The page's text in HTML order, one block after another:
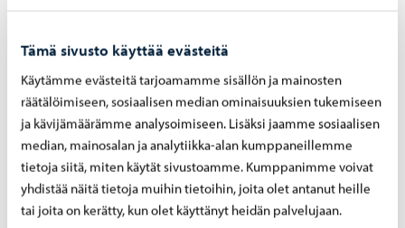
Tämä sivusto käyttää evästeitä
Käytämme evästeitä tarjoamamme sisällön ja mainosten
räätälöimiseen, sosiaalisen median ominaisuuksien tukemiseen
ja kävijämäärämme analysoimiseen. Lisäksi jaamme sosiaalisen
median, mainosalan ja analytiikka-alan kumppaneillemme
tietoja siitä, miten käytät sivustoamme. Kumppanimme voivat
yhdistää näitä tietoja muihin tietoihin, joita olet antanut heille
tai joita on kerätty, kun olet käyttänyt heidän palvelujaan.